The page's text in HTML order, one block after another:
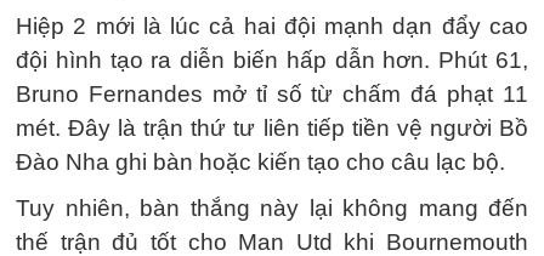
Hiệp 2 mới là lúc cả hai đội mạnh dạn đẩy cao
đội hình tạo ra diễn biến hấp dẫn hơn. Phút 61,
Bruno Fernandes mở tỉ số từ chấm đá phạt 11
mét. Đây là trận thứ tư liên tiếp tiền vệ người Bồ
Đào Nha ghi bàn hoặc kiến tạo cho câu lạc bộ.
Tuy nhiên, bàn thắng này lại không mang đến
thế trận đủ tốt cho Man Utd khi Bournemouth